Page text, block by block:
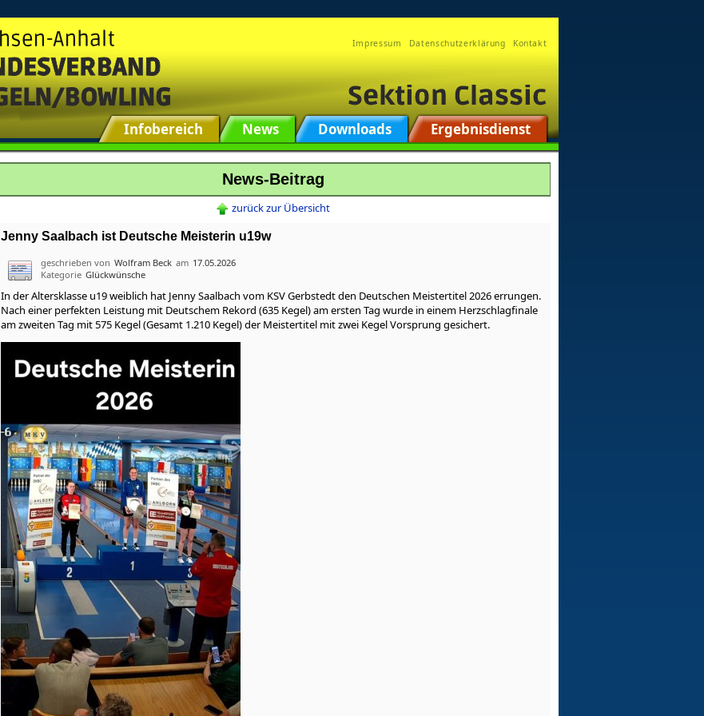
Kontakt
Datenschutzerklärung
Impressum
Ergebnisdienst
Downloads
News
Infobereich
News-Beitrag
zurück zur Übersicht
Jenny Saalbach ist Deutsche Meisterin u19w
geschrieben von Wolfram Beck am 17.05.2026
Kategorie Glückwünsche
In der Altersklasse u19 weiblich hat Jenny Saalbach vom KSV Gerbstedt den Deutschen Meistertitel 2026 errungen.
Nach einer perfekten Leistung mit Deutschem Rekord (635 Kegel) am ersten Tag wurde in einem Herzschlagfinale
am zweiten Tag mit 575 Kegel (Gesamt 1.210 Kegel) der Meistertitel mit zwei Kegel Vorsprung gesichert.